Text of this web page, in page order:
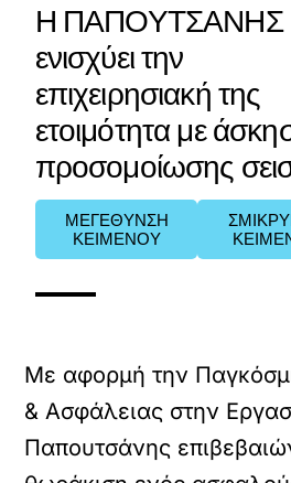
Η ΠΑΠΟΥΤΣΑΝΗΣ
ενισχύει την
επιχειρησιακή της
ετοιμότητα με
προσομοίωσης
ΜΕΓΕΘΥΝΣΗ
ΚΕΙΜΕΝΟΥ
Με αφορμή την
& Ασφάλειας στην
Παπουτσάνης